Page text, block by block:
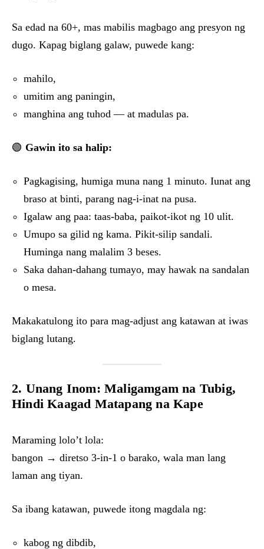
Sa edad na 60+, mas mabilis magbago ang presyon ng
dugo. Kapag biglang galaw, puwede kang:
mahilo,
umitim ang paningin,
manghina ang tuhod — at madulas pa.
🟢 Gawin ito sa halip:
Pagkagising, humiga muna nang 1 minuto. Iunat ang
braso at binti, parang nag-i-inat na pusa.
Igalaw ang paa: taas-baba, paikot-ikot ng 10 ulit.
Umupo sa gilid ng kama. Pikit-silip sandali.
Huminga nang malalim 3 beses.
Saka dahan-dahang tumayo, may hawak na sandalan
o mesa.
Makakatulong ito para mag-adjust ang katawan at iwas
biglang lutang.
2. Unang Inom: Maligamgam na Tubig,
Hindi Kaagad Matapang na Kape
Maraming lolo’t lola:
bangon → diretso 3-in-1 o barako, wala man lang
laman ang tiyan.
Sa ibang katawan, puwede itong magdala ng:
kabog ng dibdib,